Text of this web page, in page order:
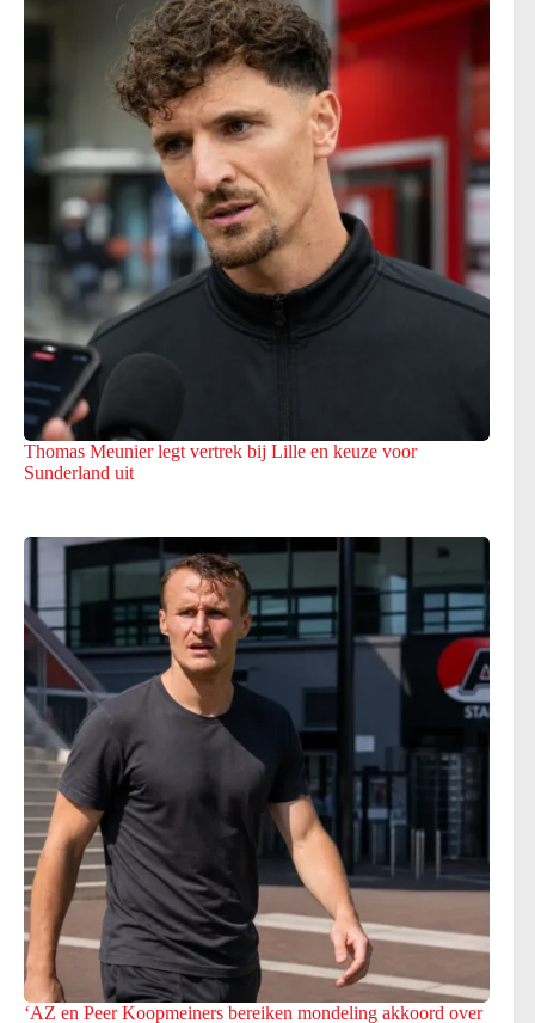
Thomas Meunier legt vertrek bij Lille en keuze voor
Sunderland uit
‘AZ en Peer Koopmeiners bereiken mondeling akkoord over